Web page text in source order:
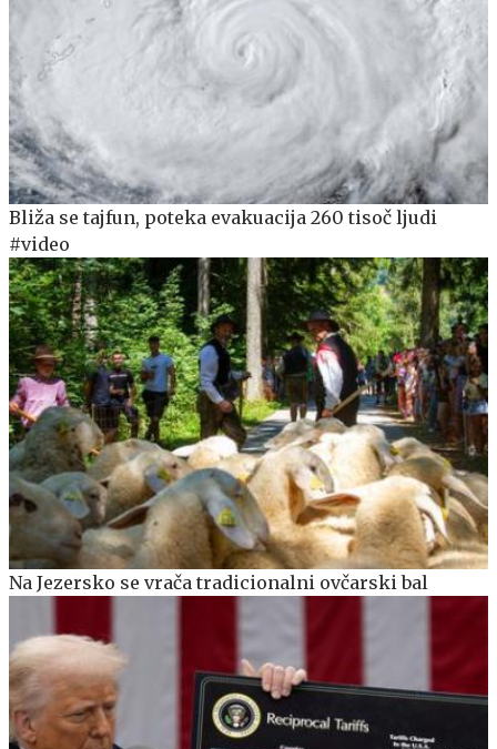
Bliža se tajfun, poteka evakuacija 260 tisoč ljudi
#video
Na Jezersko se vrača tradicionalni ovčarski bal